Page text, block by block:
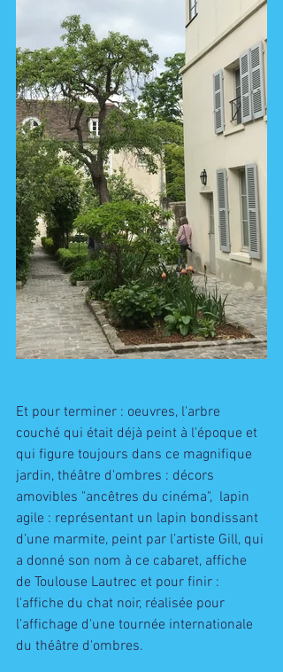
Et pour terminer : oeuvres, l'arbre
couché qui était déjà peint à l'époque et
qui figure toujours dans ce magnifique
jardin, théâtre d'ombres : décors
amovibles "ancêtres du cinéma",  lapin
agile : représentant un lapin bondissant
d’une marmite, peint par l’artiste Gill, qui
a donné son nom à ce cabaret, affiche
de Toulouse Lautrec et pour finir :
l'affiche du chat noir, réalisée pour
l'affichage d'une tournée internationale
du théâtre d'ombres.